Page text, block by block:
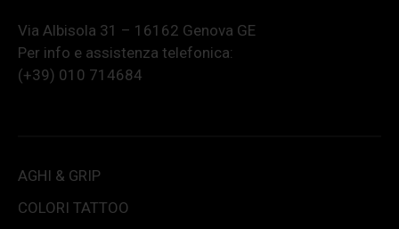
Via Albisola 31 – 16162 Genova GE
Per info e assistenza telefonica:
(+39) 010 714684
AGHI & GRIP
COLORI TATTOO